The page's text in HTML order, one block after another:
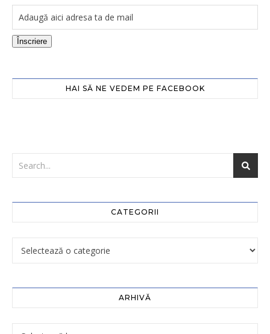
Înscriere
HAI SĂ NE VEDEM PE FACEBOOK
CATEGORII
ARHIVĂ